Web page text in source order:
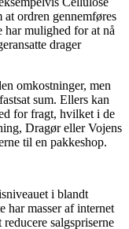
ordren gennemføres
mulighed for at nå
drager
omkostninger, men
sum. Ellers kan
for fragt, hvilket i de
Dragør eller Vojens
til en pakkeshop.
i blandt
har masser af internet
salgspriserne